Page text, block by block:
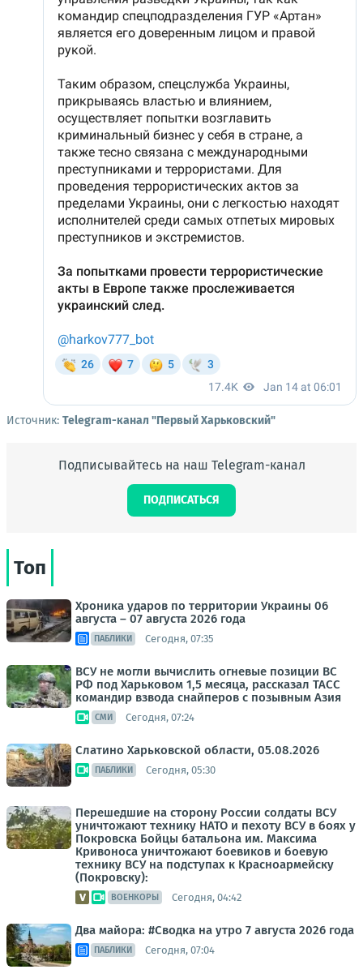
Источник: Telegram-канал "Первый Харьковский"
Подписывайтесь на наш Telegram-канал
ПОДПИСАТЬСЯ
Топ
Хроника ударов по территории Украины 06
августа – 07 августа 2026 года
ПАБЛИКИ Сегодня, 07:35
ВСУ не могли вычислить огневые позиции ВС
РФ под Харьковом 1,5 месяца, рассказал ТАСС
командир взвода снайперов с позывным Азия
СМИ Сегодня, 07:24
Слатино Харьковской области, 05.08.2026
ПАБЛИКИ Сегодня, 05:30
Перешедшие на сторону России солдаты ВСУ
уничтожают технику НАТО и пехоту ВСУ в боях у
Покровска Бойцы батальона им. Максима
Кривоноса уничтожают боевиков и боевую
технику ВСУ на подступах к Красноармейску
(Покровску):
ВОЕНКОРЫ Сегодня, 04:42
Два майора: #Сводка на утро 7 августа 2026 года
ПАБЛИКИ Сегодня, 07:04